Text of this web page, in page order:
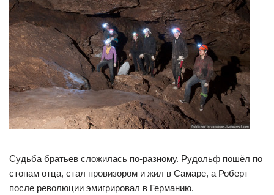
Судьба братьев сложилась по-разному. Рудольф пошёл по
стопам отца, стал провизором и жил в Самаре, а Роберт
после революции эмигрировал в Германию.